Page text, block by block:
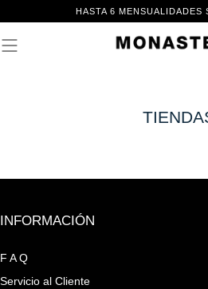
CONTENIDO
HASTA 6 MENSUALIDADES
INFORMACIÓN
F A Q
Servicio al Cliente